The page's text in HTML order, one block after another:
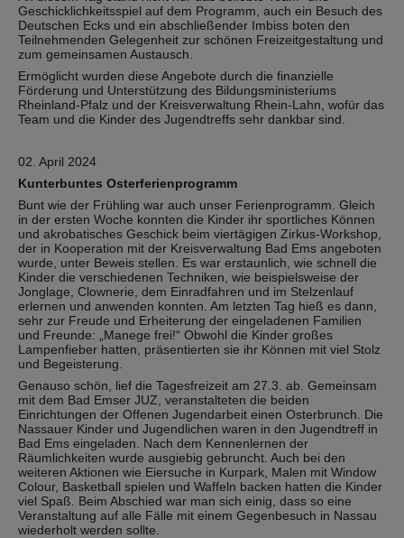
Geschicklichkeitsspiel auf dem Programm, auch ein Besuch des
Deutschen Ecks und ein abschließender Imbiss boten den
Teilnehmenden Gelegenheit zur schönen Freizeitgestaltung und
zum gemeinsamen Austausch.
Ermöglicht wurden diese Angebote durch die finanzielle
Förderung und Unterstützung des Bildungsministeriums
Rheinland-Pfalz und der Kreisverwaltung Rhein-Lahn, wofür das
Team und die Kinder des Jugendtreffs sehr dankbar sind.
02. April 2024
Kunterbuntes Osterferienprogramm
Bunt wie der Frühling war auch unser Ferienprogramm. Gleich
in der ersten Woche konnten die Kinder ihr sportliches Können
und akrobatisches Geschick beim viertägigen Zirkus-Workshop,
der in Kooperation mit der Kreisverwaltung Bad Ems angeboten
wurde, unter Beweis stellen. Es war erstaunlich, wie schnell die
Kinder die verschiedenen Techniken, wie beispielsweise der
Jonglage, Clownerie, dem Einradfahren und im Stelzenlauf
erlernen und anwenden konnten. Am letzten Tag hieß es dann,
sehr zur Freude und Erheiterung der eingeladenen Familien
und Freunde: „Manege frei!“ Obwohl die Kinder großes
Lampenfieber hatten, präsentierten sie ihr Können mit viel Stolz
und Begeisterung.
Genauso schön, lief die Tagesfreizeit am 27.3. ab. Gemeinsam
mit dem Bad Emser JUZ, veranstalteten die beiden
Einrichtungen der Offenen Jugendarbeit einen Osterbrunch. Die
Nassauer Kinder und Jugendlichen waren in den Jugendtreff in
Bad Ems eingeladen. Nach dem Kennenlernen der
Räumlichkeiten wurde ausgiebig gebruncht. Auch bei den
weiteren Aktionen wie Eiersuche in Kurpark, Malen mit Window
Colour, Basketball spielen und Waffeln backen hatten die Kinder
viel Spaß. Beim Abschied war man sich einig, dass so eine
Veranstaltung auf alle Fälle mit einem Gegenbesuch in Nassau
wiederholt werden sollte.